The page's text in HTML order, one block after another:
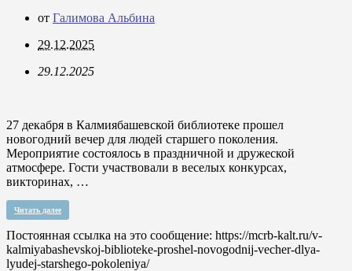
от Галимова Альбина
29.12.2025
29.12.2025
27 декабря в Калмиябашевской библиотеке прошел
новогодний вечер для людей старшего поколения.
Мероприятие состоялось в праздничной и дружеской
атмосфере. Гости участвовали в веселых конкурсах,
викторинах, …
Читать далее
Постоянная ссылка на это сообщение: https://mcrb-kalt.ru/v-
kalmiyabashevskoj-biblioteke-proshel-novogodnij-vecher-dlya-
lyudej-starshego-pokoleniya/